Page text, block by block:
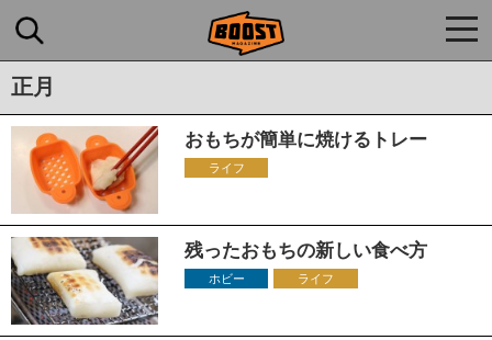
正月
おもちが簡単に焼けるトレー
ライフ
残ったおもちの新しい食べ方
ホビー ライフ